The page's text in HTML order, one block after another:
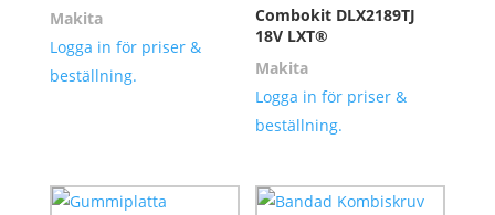
Makita
Logga in för priser &
beställning.
Combokit DLX2189TJ
18V LXT®
Makita
Logga in för priser &
beställning.